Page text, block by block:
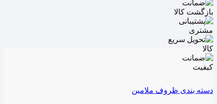
دسته بندی ظروف ملامین